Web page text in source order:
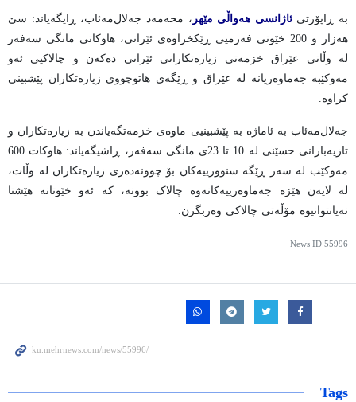
بە ڕاپۆرتیئاژانسی هەواڵی مێهر ، محەمەد جەلال‌مەئاب، ڕایگەیاند: سێ
هەزار و 200 خێوتی فەرمیی ڕێکخراوەی ئێرانی، هاوکاتی مانگی سەفەر
لە وڵاتی عێراق خزمەتی زیارەتکارانی ئێرانی دەکەن و چالاکیی ئەو
مەوکێبە جەماوەریانە لە عێراق و ڕێگەی هاتوچووی زیارەتکاران پێشبینی
کراوە.
جەلال‌مەئاب بە ئاماژە بە پێشبینیی ماوەی خزمەتگەیاندن بە زیارەتکاران و
تازیەبارانی حسێنی لە 10 تا 23ی مانگی سەفەر، ڕاشیگەیاند: هاوکات 600
مەوکێب لە سەر ڕێگە سنوورییەکان بۆ چوونەدەری زیارەتکاران لە وڵات،
لە لایەن هێزە جەماوەرییەکانەوە چالاک بوونە، کە ئەو خێوتانە هێشتا
نەیانتوانیوە مۆڵەتی چالاکی وەربگرن.
News ID 55996
Tags